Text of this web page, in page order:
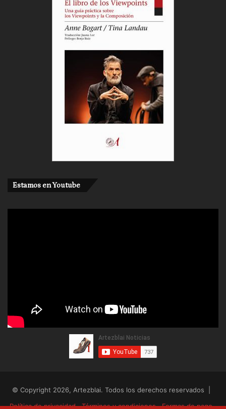
Estamos en Youtube
© Copyright 2026, Artezblai. Todos los derechos reservados |
Política de privacidad
Términos y condiciones Formas de pago